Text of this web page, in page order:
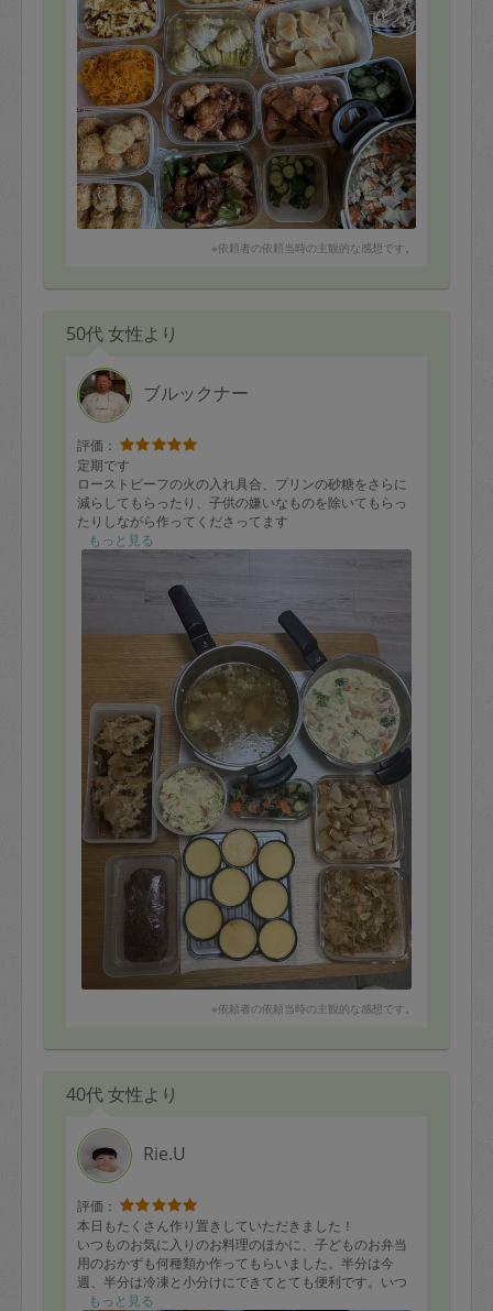
※依頼者の依頼当時の主観的な感想です。
50代 女性より
ブルックナー
評価：
定期です
ローストビーフの火の入れ具合、プリンの砂糖をさらに
減らしてもらったり、子供の嫌いなものを除いてもらっ
たりしながら作ってくださってます
ローストビーフ、早速いただきましたが美味しかったで
（衣まで）は毎月お願いしていると思います
ハンバーグ（おろし）
カジキのマリネ
豚肉と生姜の汁物
鶏とブロッコリーのクリーム煮
大根と鶏肉の煮物
ローストビーフ
プリン
もっと見る
※依頼者の依頼当時の主観的な感想です。
40代 女性より
Rie.U
評価：
本日もたくさん作り置きしていただきました！
いつものお気に入りのお料理のほかに、子どものお弁当
用のおかずも何種類か作ってもらいました。半分は今
週、半分は冷凍と小分けにできてとても便利です。いつ
も時間通りに洗い物と床の拭き上げもしていただき、そ
もっと見る